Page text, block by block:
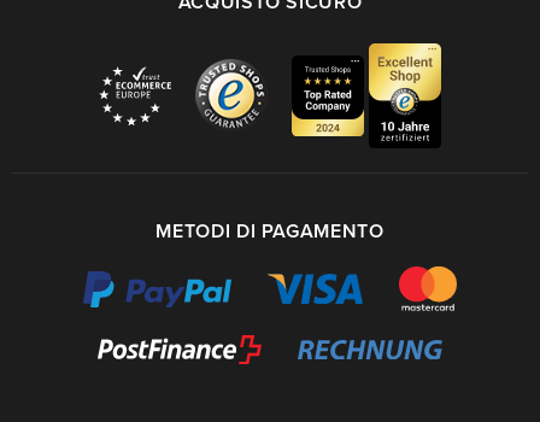
METODI DI PAGAMENTO